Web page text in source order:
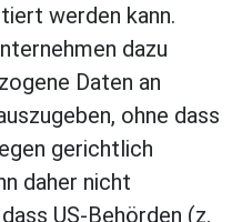
werden kann.
dazu
Daten an
ohne dass
gerichtlich
daher nicht
US-Behörden (z.